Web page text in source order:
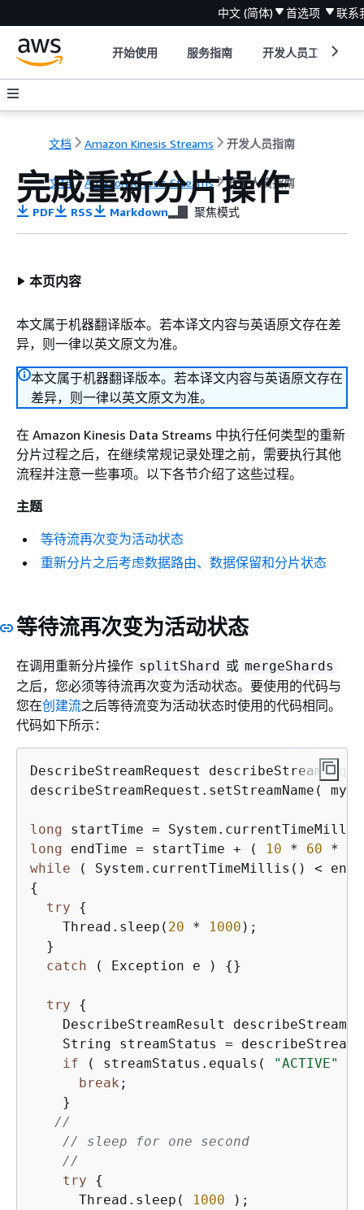
中文 (简体) 首选项 联系
开始使用 服务指南 开发人员工具
文档 Amazon Kinesis Streams 开发人员指南
文档 Amazon Kinesis Streams 开发人员指南
完成重新分片操作
PDF RSS Markdown 聚焦模式
本页内容
本文属于机器翻译版本。若本译文内容与英语原文存在差
异，则一律以英文原文为准。
本文属于机器翻译版本。若本译文内容与英语原文存在
差异，则一律以英文原文为准。
在 Amazon Kinesis Data Streams 中执行任何类型的重新
分片过程之后，在继续常规记录处理之前，需要执行其他
流程并注意一些事项。以下各节介绍了这些过程。
主题
等待流再次变为活动状态
重新分片之后考虑数据路由、数据保留和分片状态
等待流再次变为活动状态
在调用重新分片操作 splitShard 或 mergeShards
之后，您必须等待流再次变为活动状态。要使用的代码与
您在创建流之后等待流变为活动状态时使用的代码相同。
代码如下所示：
DescribeStreamRequest
describeStreamRequest.setStreamName(
long
long endTime = startTime + ( 10 * 60 *
while
{
try
{
    Thread.sleep(
20 * 1000 );
  }
catch ( Exception e ) {}
try
{
DescribeStreamResult
String streamStatus =
if ( streamStatus.equals( "ACTIVE"
break ;
    }
//
// sleep for one second
//
try
{
      Thread.sleep(
1000 );